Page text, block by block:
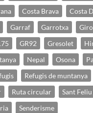
Costa Brava
Costa
Garraf Garrotxa
GR92 Gresolet
Nepal Osona
Refugis de muntanya
Ruta circular
Sant
Senderisme